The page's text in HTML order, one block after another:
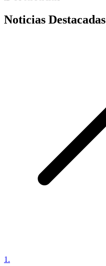
Noticias Destacadas
1 .